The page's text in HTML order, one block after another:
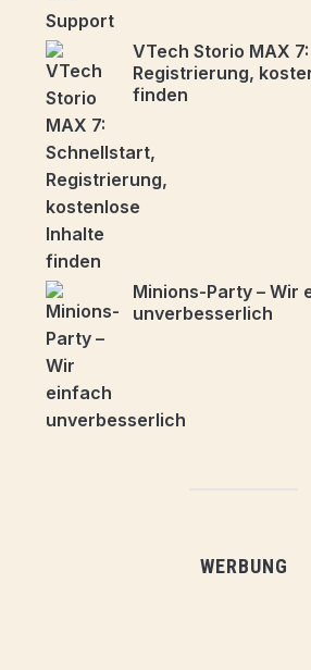
VTech Storio MAX
Registrierung,
finden
Minions-Party – Wir
unverbesserlich
WERBUNG